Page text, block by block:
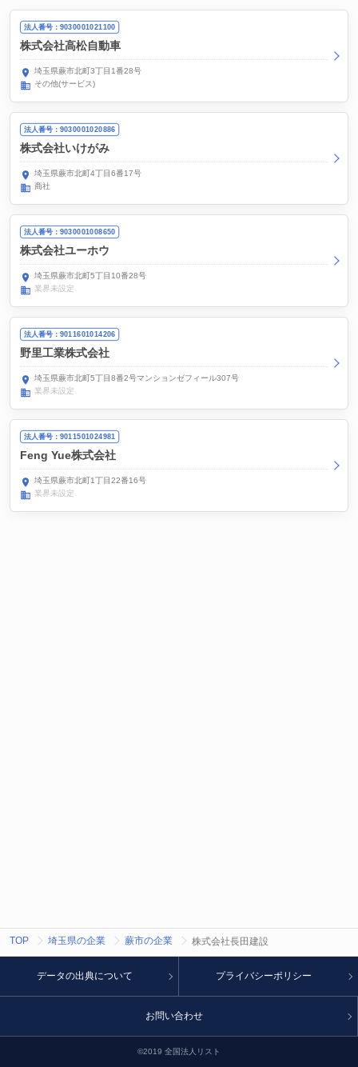
法人番号：9030001021100
株式会社高松自動車
埼玉県蕨市北町3丁目1番28号
その他(サービス)
法人番号：9030001020886
株式会社いけがみ
埼玉県蕨市北町4丁目6番17号
商社
法人番号：9030001008650
株式会社ユーホウ
埼玉県蕨市北町5丁目10番28号
業界未設定
法人番号：9011601014206
野里工業株式会社
埼玉県蕨市北町5丁目8番2号マンションゼフィール307号
業界未設定
法人番号：9011501024981
Feng Yue株式会社
埼玉県蕨市北町1丁目22番16号
業界未設定
TOP 埼玉県の企業 蕨市の企業 株式会社長田建設
©2019 全国法人リスト
データの出典について プライバシーポリシー
お問い合わせ